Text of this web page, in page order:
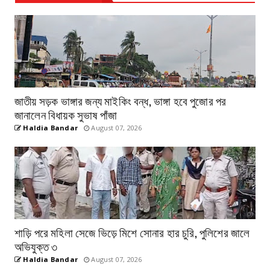
জাতীয় সড়ক ভাঙ্গার জন্য মাইকিং বন্ধ, ভাঙ্গা হবে পুজোর পর
জানালেন বিধায়ক সুভাষ পাঁজা
Haldia Bandar August 07, 2026
শাড়ি পরে মহিলা সেজে ভিড়ে মিশে সোনার হার চুরি, পুলিশের জালে
অভিযুক্ত ৩
Haldia Bandar August 07, 2026